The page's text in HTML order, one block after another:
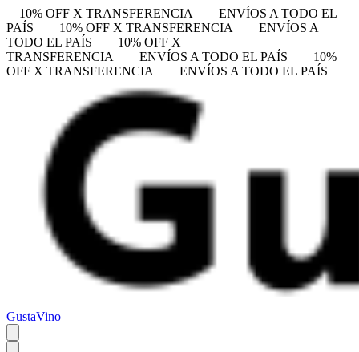
10% OFF X TRANSFERENCIA
ENVÍOS A TODO EL
PAÍS
10% OFF X TRANSFERENCIA
ENVÍOS A
TODO EL PAÍS
10% OFF X
TRANSFERENCIA
ENVÍOS A TODO EL PAÍS
10%
OFF X TRANSFERENCIA
ENVÍOS A TODO EL PAÍS
GustaVino